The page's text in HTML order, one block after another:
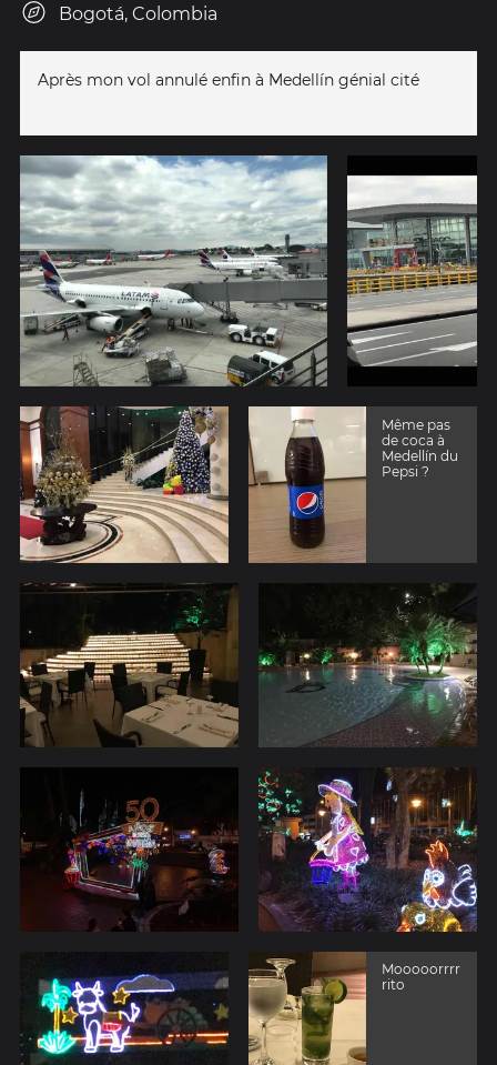
Bogotá, Colombia
Après mon vol annulé enfin à Medellín génial cité
Même pas
de coca à
Medellín du
Pepsi ?
Mooooorrrr
rito